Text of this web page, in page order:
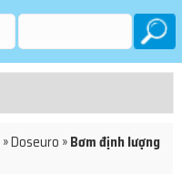
»Doseuro »Bơm định lượng